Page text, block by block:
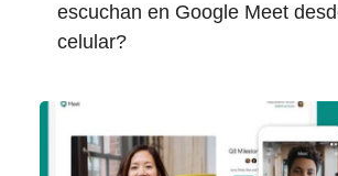
escuchan en Google Meet
celular?